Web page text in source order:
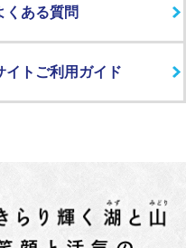
くある質問
イトご利用ガイド